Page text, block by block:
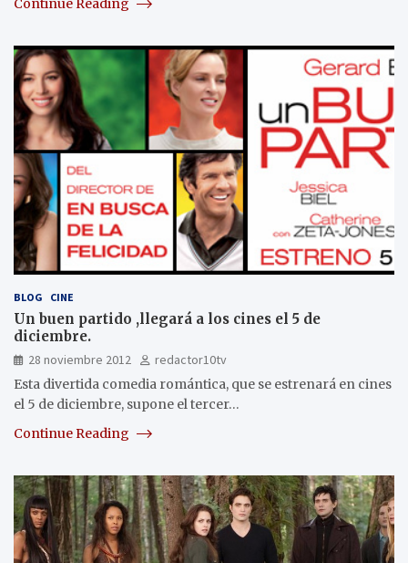
Continue Reading
BLOG CINE
Un buen partido ,llegará a los cines el 5 de
diciembre.
28 noviembre 2012
redactor10tv
Esta divertida comedia romántica, que se estrenará en cines
el 5 de diciembre, supone el tercer…
Continue Reading